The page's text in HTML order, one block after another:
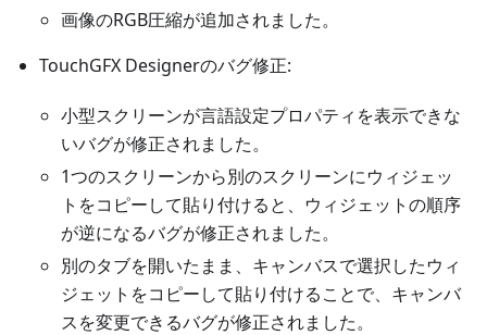
画像のRGB圧縮が追加されました。
TouchGFX Designerのバグ修正:
小型スクリーンが言語設定プロパティを表示できな
いバグが修正されました。
1つのスクリーンから別のスクリーンにウィジェッ
トをコピーして貼り付けると、ウィジェットの順序
が逆になるバグが修正されました。
別のタブを開いたまま、キャンバスで選択したウィ
ジェットをコピーして貼り付けることで、キャンバ
スを変更できるバグが修正されました。